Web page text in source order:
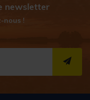
newsletter
nous !